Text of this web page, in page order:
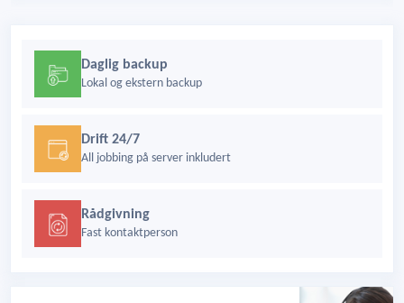
Daglig backup
Lokal og ekstern backup
Drift 24/7
All jobbing på server inkludert
Rådgivning
Fast kontaktperson